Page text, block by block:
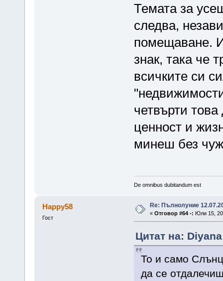
Темата за
следва,
помещаване.
знак, така че
всичките си
четвърти
ценност и
минеш без
De omnibus dubitandum est
Happy58
Гост
Re: Пълнолуние
« Отговор #64 -: Юли 15,
Цитат на:
То и само
да се